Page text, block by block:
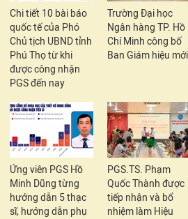
Chi tiết 10 bài báo
quốc tế của Phó
Chủ tịch UBND tỉnh
Phú Thọ từ khi
được công nhận
PGS đến nay
Trường Đại học
Ngân hàng TP. Hồ
Chí Minh công bố
Ban Giám hiệu mới
Ứng viên PGS Hồ
Minh Dũng từng
hướng dẫn 5 thạc
sĩ, hướng dẫn phụ
PGS.TS. Phạm
Quốc Thành được
tiếp nhận và bổ
nhiệm làm Hiệu